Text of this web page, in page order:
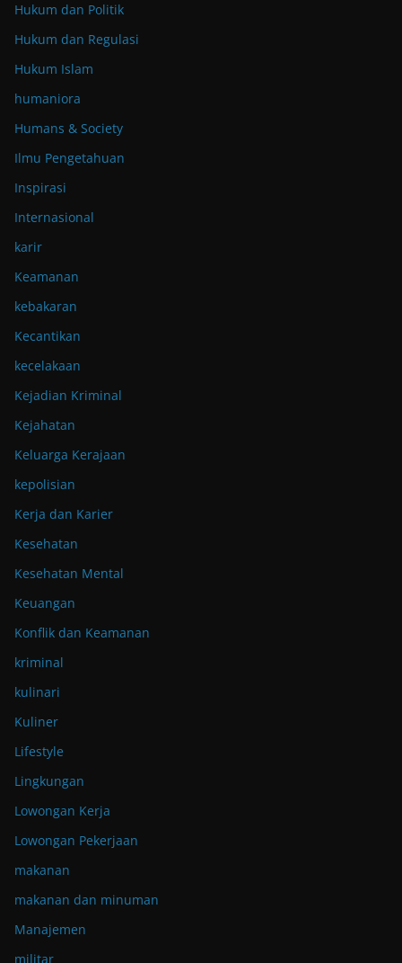
Hukum dan Politik
Hukum dan Regulasi
Hukum Islam
humaniora
Humans & Society
Ilmu Pengetahuan
Inspirasi
Internasional
karir
Keamanan
kebakaran
Kecantikan
kecelakaan
Kejadian Kriminal
Kejahatan
Keluarga Kerajaan
kepolisian
Kerja dan Karier
Kesehatan
Kesehatan Mental
Keuangan
Konflik dan Keamanan
kriminal
kulinari
Kuliner
Lifestyle
Lingkungan
Lowongan Kerja
Lowongan Pekerjaan
makanan
makanan dan minuman
Manajemen
militar